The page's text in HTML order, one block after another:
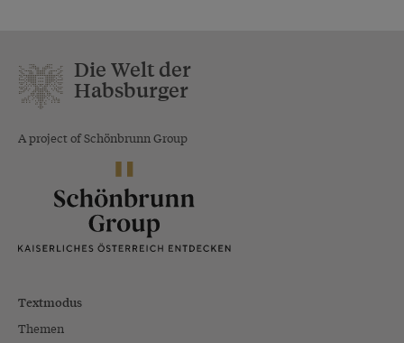
Die Welt der
Habsburger
A project of Schönbrunn Group
Textmodus
Themen